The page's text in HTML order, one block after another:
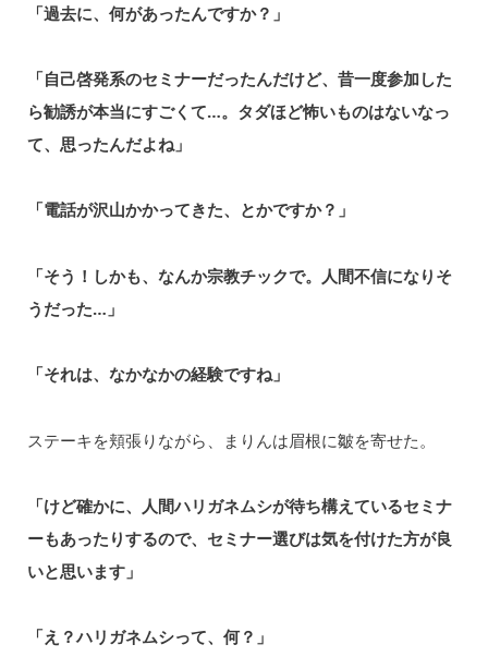
「過去に、何があったんですか？」
「自己啓発系のセミナーだったんだけど、昔一度参加した
ら勧誘が本当にすごくて…。タダほど怖いものはないなっ
て、思ったんだよね」
「電話が沢山かかってきた、とかですか？」
「そう！しかも、なんか宗教チックで。人間不信になりそ
うだった…」
「それは、なかなかの経験ですね」
ステーキを頬張りながら、まりんは眉根に皺を寄せた。
「けど確かに、人間ハリガネムシが待ち構えているセミナ
ーもあったりするので、セミナー選びは気を付けた方が良
いと思います」
「え？ハリガネムシって、何？」